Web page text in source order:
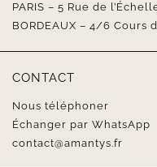
PARIS – 5 Rue de
BORDEAUX – 4/6 Cours
CONTACT
Nous téléphoner
Échanger par WhatsApp
contact@amantys.fr